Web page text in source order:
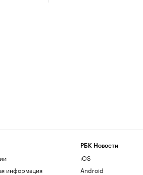
информация
РБК Новости
iOS
Android